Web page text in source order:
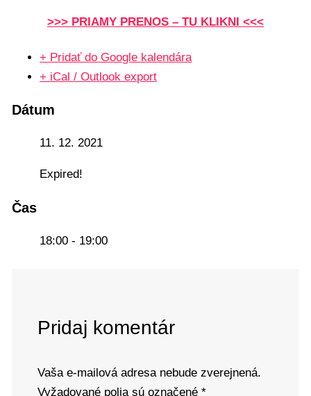
>>> PRIAMY PRENOS – TU KLIKNI <<<
+ Pridať do Google kalendára
+ iCal / Outlook export
Dátum
11. 12. 2021
Expired!
Čas
18:00 - 19:00
Pridaj komentár
Vaša e-mailová adresa nebude zverejnená.
Vyžadované polia sú označené *